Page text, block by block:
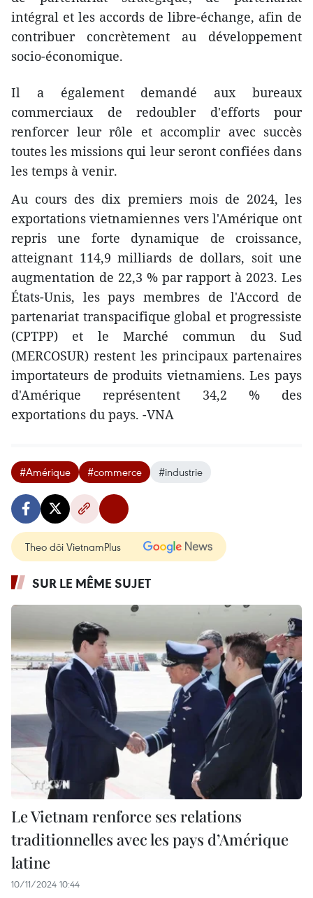
intégral et les accords de libre-échange, afin de
contribuer concrètement au développement
socio-économique.
Il a également demandé aux bureaux
commerciaux de redoubler d'efforts pour
renforcer leur rôle et accomplir avec succès
toutes les missions qui leur seront confiées dans
les temps à venir.
Au cours des dix premiers mois de 2024, les
exportations vietnamiennes vers l'Amérique ont
repris une forte dynamique de croissance,
atteignant 114,9 milliards de dollars, soit une
augmentation de 22,3 % par rapport à 2023. Les
États-Unis, les pays membres de l'Accord de
partenariat transpacifique global et progressiste
(CPTPP) et le Marché commun du Sud
(MERCOSUR) restent les principaux partenaires
importateurs de produits vietnamiens. Les pays
d'Amérique représentent 34,2 % des
exportations du pays. -VNA
#Amérique #commerce #industrie
Theo dõi VietnamPlus
SUR LE MÊME SUJET
Le Vietnam renforce ses relations
traditionnelles avec les pays d’Amérique
latine
10/11/2024 10:44